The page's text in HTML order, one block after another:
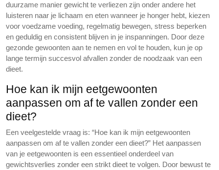
duurzame manier gewicht te verliezen zijn onder andere het
luisteren naar je lichaam en eten wanneer je honger hebt, kiezen
voor voedzame voeding, regelmatig bewegen, stress beperken
en geduldig en consistent blijven in je inspanningen. Door deze
gezonde gewoonten aan te nemen en vol te houden, kun je op
lange termijn succesvol afvallen zonder de noodzaak van een
dieet.
Hoe kan ik mijn eetgewoonten
aanpassen om af te vallen zonder een
dieet?
Een veelgestelde vraag is: “Hoe kan ik mijn eetgewoonten
aanpassen om af te vallen zonder een dieet?” Het aanpassen
van je eetgewoonten is een essentieel onderdeel van
gewichtsverlies zonder een strikt dieet te volgen. Door bewust te